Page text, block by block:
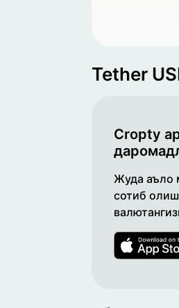
Tether
Cropty
Жуда аъло
сотиб